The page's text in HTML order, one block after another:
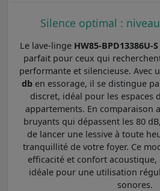
Silence optimal :
Le lave-linge HW85-BPD13386U-S
parfait pour ceux qui
performante et silencieuse. Avec
dben essorage, il se distingue
discret, idéal pour les espaces
appartements. En comparaison
bruyants qui dépassent les 80
de lancer une lessive à toute
tranquillité de votre foyer. Ce
efficacité et confort
idéale pour une utilisation
sonores.